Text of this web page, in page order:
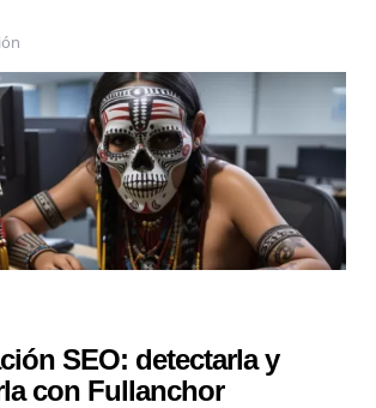
SEO: detectarla y
con Fullanchor